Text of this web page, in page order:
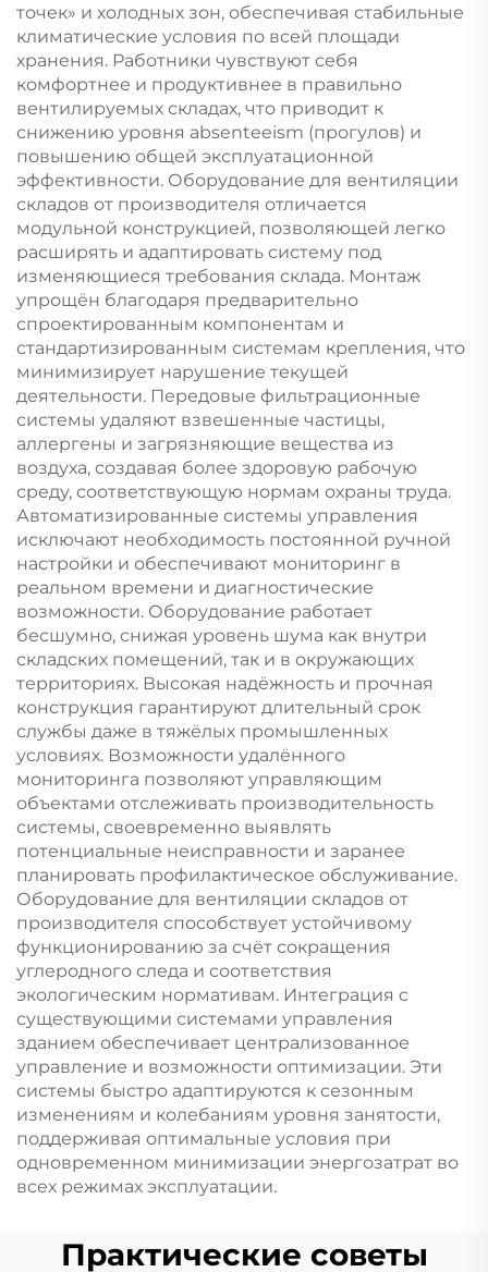
точек» и холодных зон, обеспечивая стабильные
климатические условия по всей площади
хранения. Работники чувствуют себя
комфортнее и продуктивнее в правильно
вентилируемых складах, что приводит к
снижению уровня absenteeism (прогулов) и
повышению общей эксплуатационной
эффективности. Оборудование для вентиляции
складов от производителя отличается
модульной конструкцией, позволяющей легко
расширять и адаптировать систему под
изменяющиеся требования склада. Монтаж
упрощён благодаря предварительно
спроектированным компонентам и
стандартизированным системам крепления, что
минимизирует нарушение текущей
деятельности. Передовые фильтрационные
системы удаляют взвешенные частицы,
аллергены и загрязняющие вещества из
воздуха, создавая более здоровую рабочую
среду, соответствующую нормам охраны труда.
Автоматизированные системы управления
исключают необходимость постоянной ручной
настройки и обеспечивают мониторинг в
реальном времени и диагностические
возможности. Оборудование работает
бесшумно, снижая уровень шума как внутри
складских помещений, так и в окружающих
территориях. Высокая надёжность и прочная
конструкция гарантируют длительный срок
службы даже в тяжёлых промышленных
условиях. Возможности удалённого
мониторинга позволяют управляющим
объектами отслеживать производительность
системы, своевременно выявлять
потенциальные неисправности и заранее
планировать профилактическое обслуживание.
Оборудование для вентиляции складов от
производителя способствует устойчивому
функционированию за счёт сокращения
углеродного следа и соответствия
экологическим нормативам. Интеграция с
существующими системами управления
зданием обеспечивает централизованное
управление и возможности оптимизации. Эти
системы быстро адаптируются к сезонным
изменениям и колебаниям уровня занятости,
поддерживая оптимальные условия при
одновременном минимизации энергозатрат во
всех режимах эксплуатации.
Практические советы